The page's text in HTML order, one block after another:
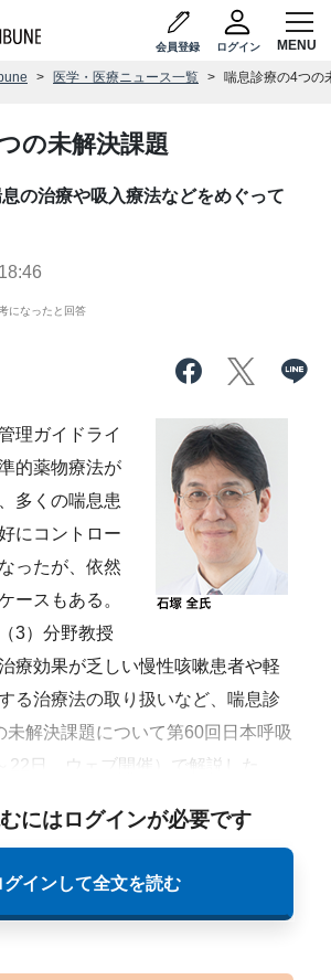
会員登録 ログイン
医学・医療ニュース一覧 喘息診療の4つの
の未解決課題
の治療や吸入療法などをめぐって
になったと回答
理ガイドライ
的薬物療法が
多くの喘息患
にコントロー
ったが、依然
ースもある。
3）分野教授
療効果が乏しい慢性咳嗽患者や軽
る治療法の取り扱いなど、喘息診
未解決課題について第60回日本呼吸
22日、ウェブ開催）で解説した。
にはログインが必要です
グインして全文を読む